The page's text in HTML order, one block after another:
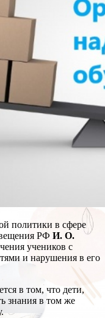
политики в сфере
РФ И. О.
учеников с
и нарушения в его
в том, что дети,
знания в том же